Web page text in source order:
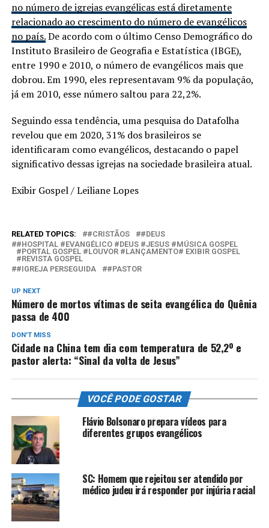
no número de igrejas evangélicas está diretamente
relacionado ao crescimento do número de evangélicos
no país.De acordo com o último Censo Demográfico do
Instituto Brasileiro de Geografia e Estatística (IBGE),
entre 1990 e 2010, o número de evangélicos mais que
dobrou. Em 1990, eles representavam 9% da população,
já em 2010, esse número saltou para 22,2%.
Seguindo essa tendência, uma pesquisa do Datafolha
revelou que em 2020, 31% dos brasileiros se
identificaram como evangélicos, destacando o papel
significativo dessas igrejas na sociedade brasileira atual.
Exibir Gospel / Leiliane Lopes
RELATED TOPICS: #CRISTÃOS
#DEUS
#HOSPITAL #EVANGÉLICO #DEUS #JESUS #MÚSICA GOSPEL
#PORTAL GOSPEL #LOUVOR #LANÇAMENTO# EXIBIR GOSPEL
#REVISTA GOSPEL
#IGREJA PERSEGUIDA
#PASTOR
UP NEXT
Número de mortos vítimas de seita evangélica do Quênia
passa de 400
DON'T MISS
Cidade na China tem dia com temperatura de 52,2º e
pastor alerta: “Sinal da volta de Jesus”
VOCÊ PODE GOSTAR
Flávio Bolsonaro prepara vídeos para
diferentes grupos evangélicos
SC: Homem que rejeitou ser atendido por
médico judeu irá responder por injúria racial